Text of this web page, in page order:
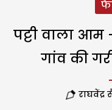
पट्टी वाला आम
गांव की
राघवेंद्र